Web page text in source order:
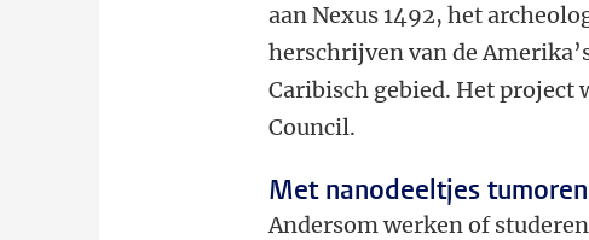
aan Nexus 1492, het
herschrijven van de
Caribisch gebied. Het project
Council.
Met nanodeeltjes
Andersom werken of